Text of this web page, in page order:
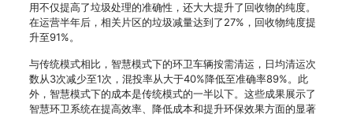
用不仅提高了垃圾处理的准确性，还大大提升了回收物的纯度。
在运营半年后，相关片区的垃圾减量达到了27%，回收物纯度提
升至91%。
与传统模式相比，智慧模式下的环卫车辆按需清运，日均清运次
数从3次减少至1次，混投率从大于40%降低至准确率89%。此
外，智慧模式下的成本是传统模式的一半以下。这些成果展示了
智慧环卫系统在提高效率、降低成本和提升环保效果方面的显著